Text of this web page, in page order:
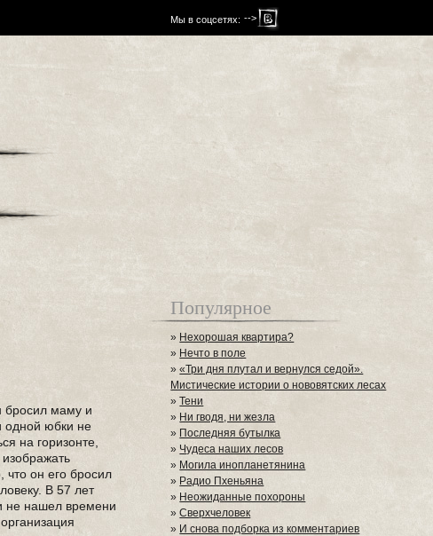
Мы в соцсетях: -->
бросил маму и
одной юбки не
на горизонте,
что он его бросил
В 57 лет
не нашел времени
Популярное
» Нехорошая квартира?
» Нечто в поле
»«Три дня плутал и вернулся седой».
Мистические истории о нововятских лесах
»Тени
» Ни гводя, ни жезла
» Последняя бутылка
» Чудеса наших лесов
» Могила инопланетянина
» Радио Пхеньяна
» Неожиданные похороны
»Сверхчеловек
» И снова подборка из комментариев